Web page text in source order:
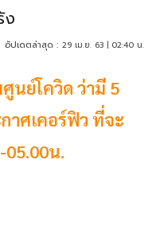
ง
อัปเดตล่าสุด : 29 เม.ย. 63 | 02:40 น.
นย์โควิด ว่ามี 5
าศเคอร์ฟิว ที่จะ
05.00น.